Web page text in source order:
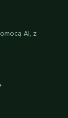
AI, z